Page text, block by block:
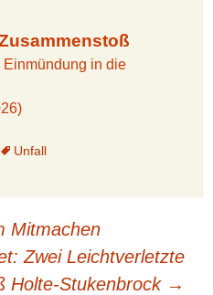
Einmündung in die
Unfall
Mitmachen
Zwei Leichtverletzte
Holte-Stukenbrock →